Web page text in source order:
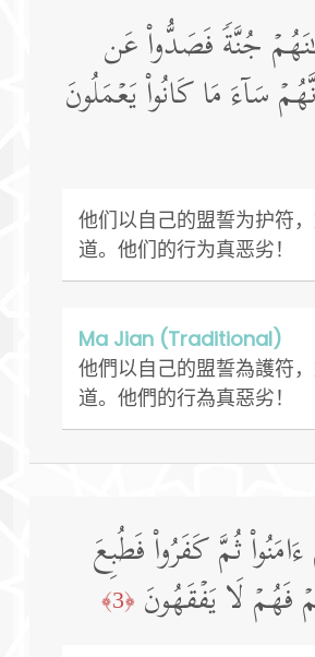
جُنَّةࣰ فَصَدُّوا۟ عَن
سَاۤءَ مَا كَانُوا۟ یَعۡمَلُونَ
他们以自己的盟誓为护符
道。他们的行为真恶劣！
Ma Jian (Traditional)
他們以自己的盟誓為護符
道。他們的行為真惡劣！
ثُمَّ كَفَرُوا۟ فَطُبِعَ
فَهُمۡ لَا یَفۡقَهُونَ ﴿3﴾